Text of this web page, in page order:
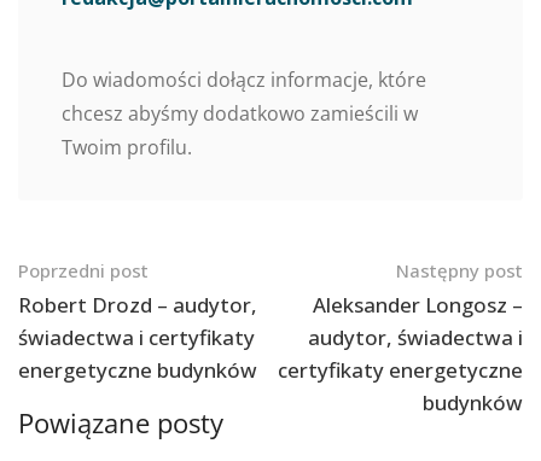
Do wiadomości dołącz informacje, które
chcesz abyśmy dodatkowo zamieścili w
Twoim profilu.
Nawigacja
po
postach
Poprzedni post
Robert Drozd – audytor,
świadectwa i certyfikaty
energetyczne budynków
Następny post
Aleksander Longosz –
audytor, świadectwa i
certyfikaty energetyczne
budynków
Powiązane posty